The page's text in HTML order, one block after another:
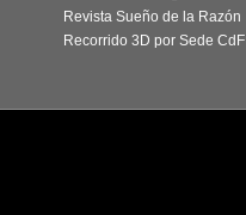
Revista Sueño de la Razón
Recorrido 3D por Sede CdF